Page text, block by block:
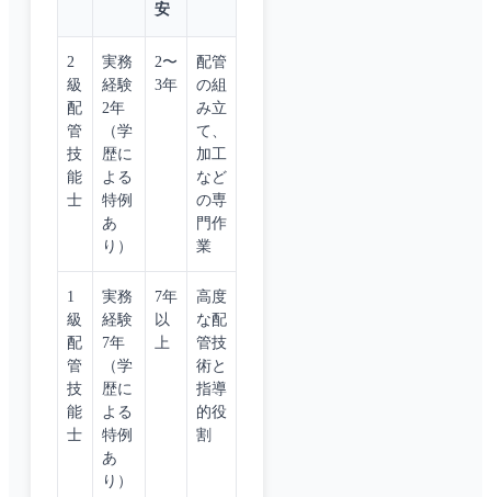
安
2
級
配
管
技
能
士
実務
経験
2年
（学
歴に
よる
特例
あ
り）
2〜
3年
配管
の組
み立
て、
加工
など
の専
門作
業
1
級
配
管
技
能
士
実務
経験
7年
（学
歴に
よる
特例
あ
り）
7年
以
上
高度
な配
管技
術と
指導
的役
割